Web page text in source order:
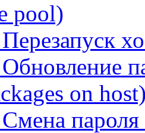
pool)
on
пароля